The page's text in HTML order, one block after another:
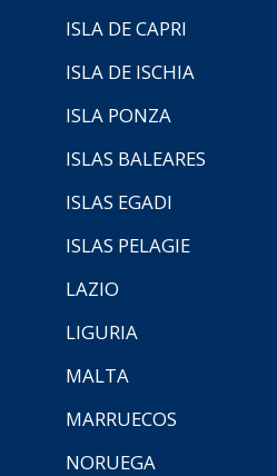
ISLA DE CAPRI
ISLA DE ISCHIA
ISLA PONZA
ISLAS BALEARES
ISLAS EGADI
ISLAS PELAGIE
LAZIO
LIGURIA
MALTA
MARRUECOS
NORUEGA